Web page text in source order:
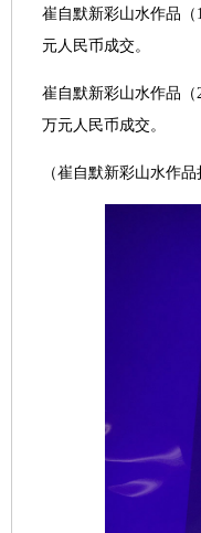
崔自默新彩山水作品（
元人民币成交。
崔自默新彩山水作品（
万元人民币成交。
（崔自默新彩山水作